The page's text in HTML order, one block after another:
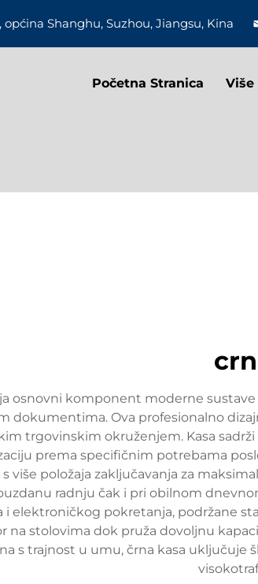
općina Shanghu, Suzhou, Jiangsu, Kina
Početna Stranica Više
osnovni komponent moderne
dokumentima. Ova profesionalno
trgovinskim okruženjem. Kasa
prema specifičnim potrebama
više položaja zaključavanja za
radnju čak i pri obilnom
elektroničkog pokretanja, podržane
na stolovima dok pruža dovoljnu
s trajnost u umu, črna kasa